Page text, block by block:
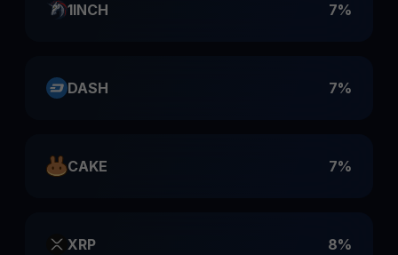
1INCH 7%
DASH 7%
CAKE 7%
XRP 8%